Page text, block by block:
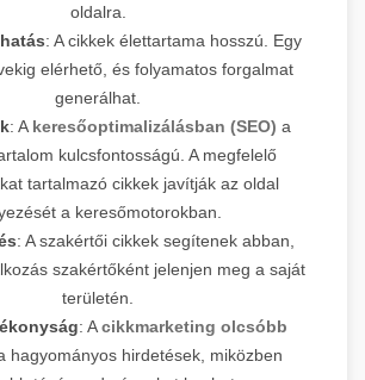
oldalra.
: A cikkek élettartama hosszú. Egy
elérhető, és folyamatos forgalmat
generálhat.
: A keresőoptimalizálásban (SEO) a
kulcsfontosságú. A megfelelő
tartalmazó cikkek javítják az oldal
a keresőmotorokban.
: A szakértői cikkek segítenek abban,
szakértőként jelenjen meg a saját
területén.
: Acikkmarketing olcsóbb
hagyományos hirdetések, miközben